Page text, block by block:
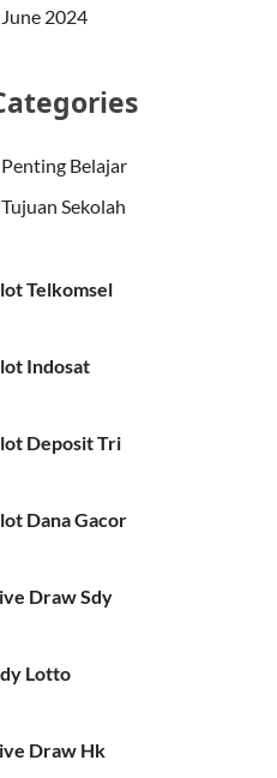
June 2024
Penting Belajar
Tujuan Sekolah
Telkomsel
Indosat
Deposit Tri
Dana Gacor
Draw Sdy
Lotto
Draw Hk